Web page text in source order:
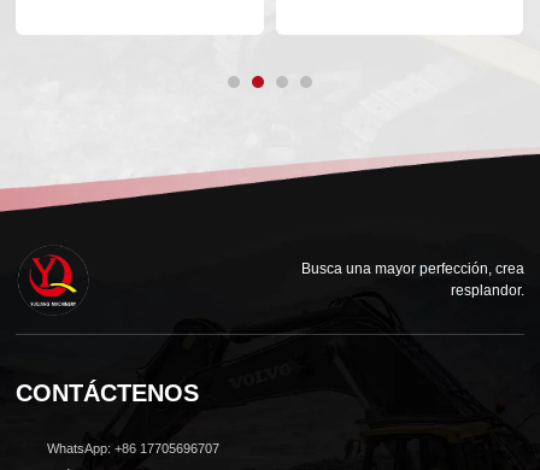
Busca una mayor perfección, crea
resplandor.
CONTÁCTENOS
WhatsApp: +86 17705696707